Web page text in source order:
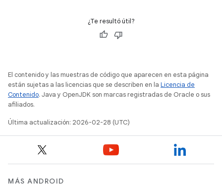
¿Te resultó útil?
El contenido y las muestras de código que aparecen en esta página
están sujetas a las licencias que se describen en la Licencia de
Contenido. Java y OpenJDK son marcas registradas de Oracle o sus
afiliados.
Última actualización: 2026-02-28 (UTC)
MÁS ANDROID